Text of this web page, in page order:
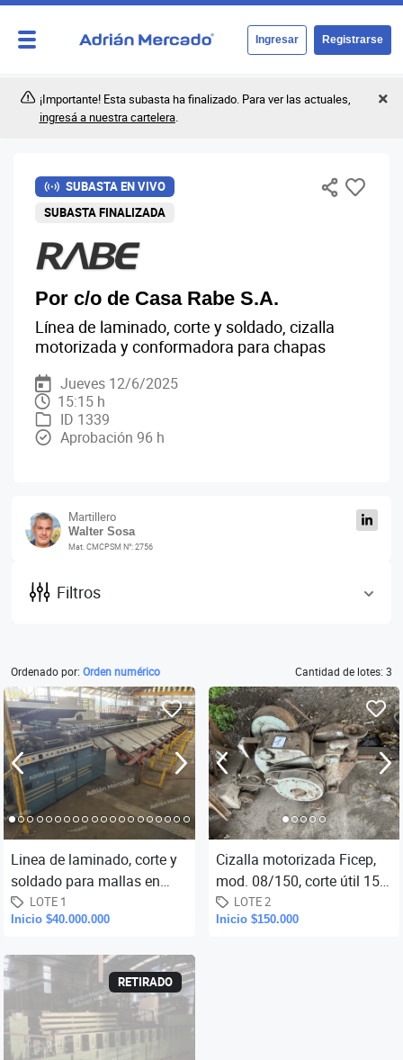
Ingresar Registrarse
¡Importante! Esta subasta ha finalizado. Para ver las actuales,
ingresá a nuestra cartelera.
Por c/o de Casa Rabe S.A.
SUBASTA EN VIVO
SUBASTA FINALIZADA
Línea de laminado, corte y soldado, cizalla
motorizada y conformadora para chapas
Jueves 12/6/2025
15:15 h
ID 1339
Aprobación 96 h
Martillero
Walter Sosa
Mat. CMCPSM N°: 2756
Filtros
Ordenado por: Orden numérico Cantidad de lotes: 3
Linea de laminado, corte y
soldado para mallas en
alambrón Pittini, año 2000,
cap. 3,8 a 10 mm., has...
LOTE 1
Inicio $40.000.000
Cizalla motorizada Ficep,
mod. 08/150, corte útil 150
mm. x 30 mm. espesor,
(corte en cuadrado hasta
LOTE 2
Inicio $150.000
RETIRADO